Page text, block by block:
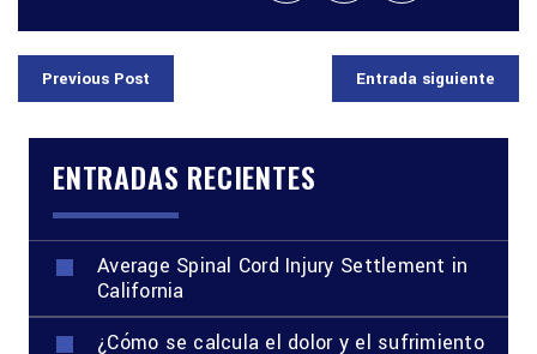
Previous Post Entrada siguiente
ENTRADAS RECIENTES
Average Spinal Cord Injury Settlement in
California
¿Cómo se calcula el dolor y el sufrimiento